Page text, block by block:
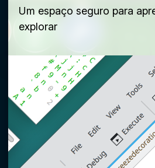
Um espaço seguro para
explorar